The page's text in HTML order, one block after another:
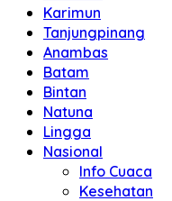
Karimun
Tanjungpinang
Anambas
Batam
Bintan
Natuna
Lingga
Nasional
Info Cuaca
Kesehatan